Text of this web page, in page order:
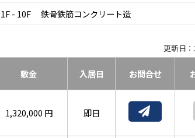
1F - 10F 鉄骨鉄筋コンクリート造
更新日
敷金 入居日 お問合せ
1,320,000 円 即日